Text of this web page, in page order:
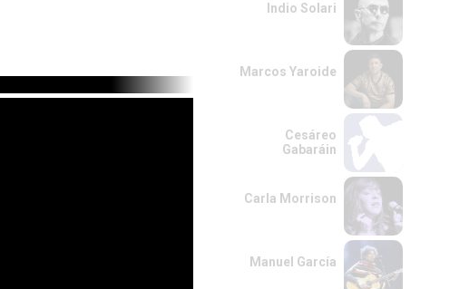
Indio Solari
Marcos Yaroide
Cesáreo
Gabaráin
Carla Morrison
Manuel García